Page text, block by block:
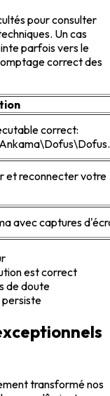
pour consulter
Un cas
parfois vers le
correct des
correct:
et reconnecter votre
avec captures
est correct
de doute
persiste
transformé nos